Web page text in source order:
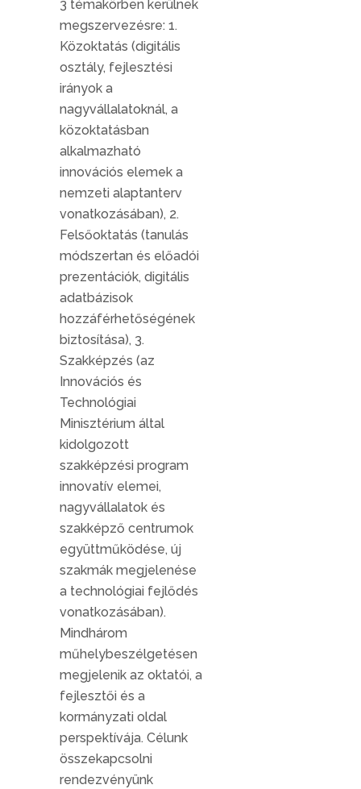
3 témakörben kerülnek
megszervezésre: 1.
Közoktatás (digitális
osztály, fejlesztési
irányok a
nagyvállalatoknál, a
közoktatásban
alkalmazható
innovációs elemek a
nemzeti alaptanterv
vonatkozásában), 2.
Felsőoktatás (tanulás
módszertan és előadói
prezentációk, digitális
adatbázisok
hozzáférhetőségének
biztosítása), 3.
Szakképzés (az
Innovációs és
Technológiai
Minisztérium által
kidolgozott
szakképzési program
innovatív elemei,
nagyvállalatok és
szakképző centrumok
együttműködése, új
szakmák megjelenése
a technológiai fejlődés
vonatkozásában).
Mindhárom
műhelybeszélgetésen
megjelenik az oktatói, a
fejlesztői és a
kormányzati oldal
perspektívája. Célunk
összekapcsolni
rendezvényünk